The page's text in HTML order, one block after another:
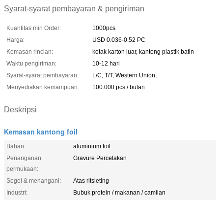
Syarat-syarat pembayaran & pengiriman
Kuantitas min Order:
1000pcs
Harga:
USD 0.036-0.52 PC
Kemasan rincian:
kotak karton luar, kantong plastik batin
Waktu pengiriman:
10-12 hari
Syarat-syarat pembayaran:
L/C, T/T, Western Union,
Menyediakan kemampuan:
100.000 pcs / bulan
Deskripsi
Kemasan kantong foil
Bahan:
aluminium foil
Penanganan
permukaan:
Gravure Percetakan
Segel & menangani:
Atas ritsleting
Industri:
Bubuk protein / makanan / camilan